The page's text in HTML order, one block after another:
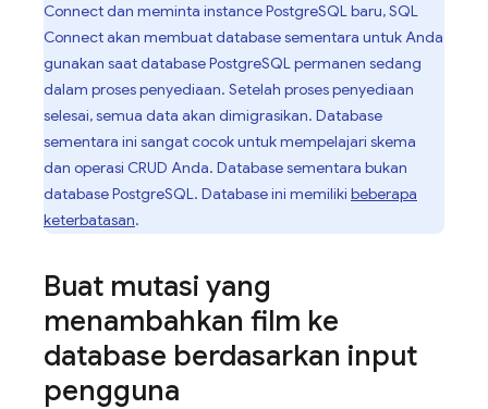
Connectdan meminta instance PostgreSQL baru,SQL
Connectakan membuat database sementara untuk Anda
gunakan saat database PostgreSQL permanen sedang
dalam proses penyediaan. Setelah proses penyediaan
selesai, semua data akan dimigrasikan. Database
sementara ini sangat cocok untuk mempelajari skema
dan operasi CRUD Anda. Database sementara bukan
database PostgreSQL. Database ini memiliki beberapa
keterbatasan.
Buat mutasi yang
menambahkan film ke
database berdasarkan input
pengguna